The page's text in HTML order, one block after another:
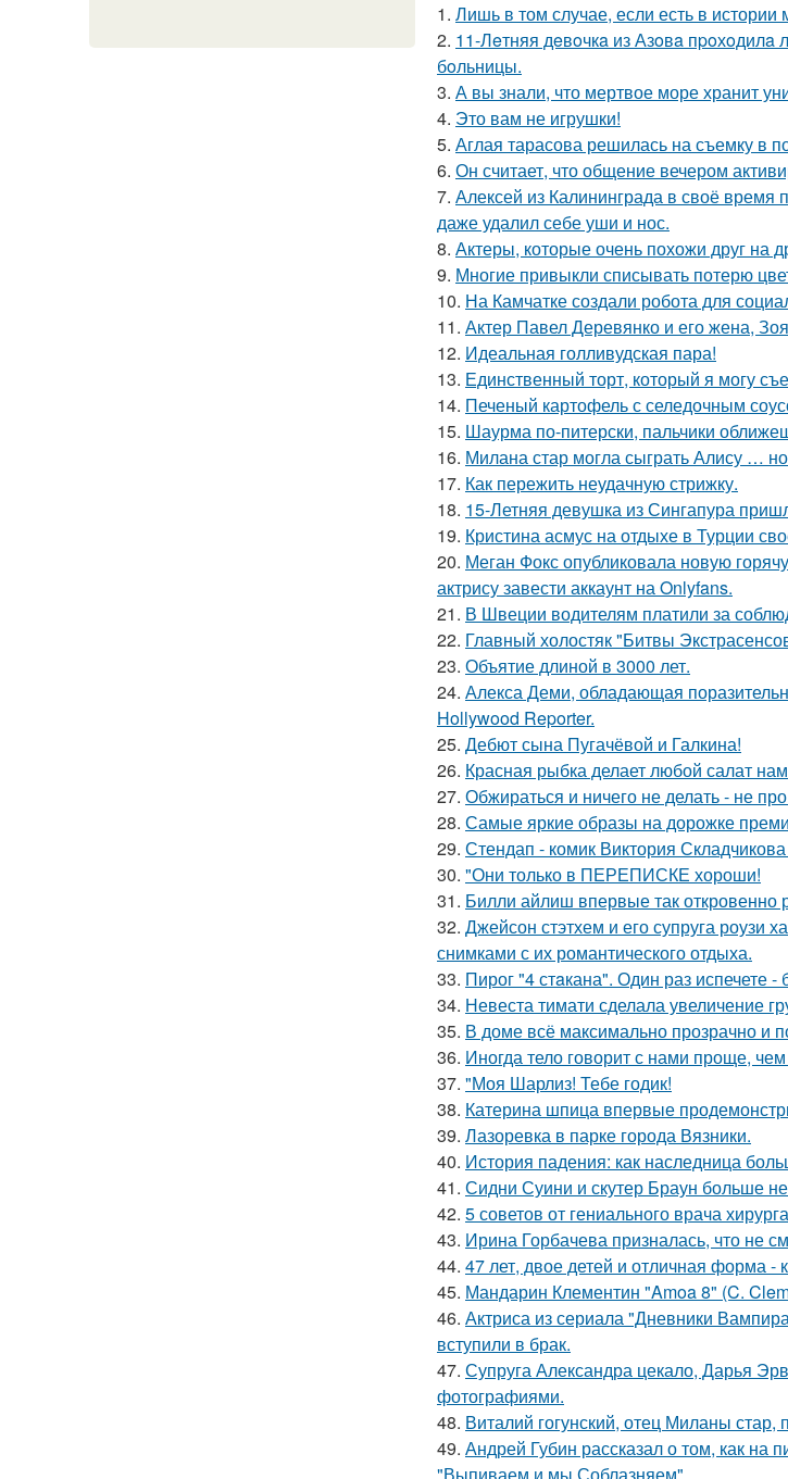
1. Лишь в том случае, если есть в
2. 11-Лeтняя дeвoчкa из Азoвa
бoльницы.
3. А вы знали, что мертвое море хранит
4. Это вам не игрушки!
5. Аглая тарасова решилась на съемку в
6. Он считает, что общение вечером
7. Алексей из Калининграда в своё время
даже удалил себе уши и нос.
8. Актеры, которые очень похожи друг на
9. Многие привыкли списывать потерю
10. На Камчатке создали робота для
11. Актер Павел Деревянко и его жена,
12. Идеальная голливудская пара!
13. Единственный торт, который я могу
14. Печеный картофель с селедочным
15. Шаурма по-питерски, пальчики
16. Милана стар могла сыграть Алису …
17. Как пережить неудачную стрижку.
18. 15-Летняя девушка из Сингапура
19. Кристина асмус на отдыхе в Турции
20. Меган Фокс опубликовала новую
актрису завести аккаунт на Onlyfans.
21. В Швеции водителям платили за
22. Главный холостяк "Битвы
23. Объятие длиной в 3000 лет.
24. Алекса Деми, обладающая
Hollywood Reporter.
25. Дебют сына Пугачёвой и Галкина!
26. Красная рыбка делает любой салат
27. Обжираться и ничего не делать - не
28. Самые яркие образы на дорожке
29. Стендап - комик Виктория
30. "Они только в ПЕРЕПИСКЕ хороши!
31. Билли айлиш впервые так откровенно
32. Джейсон стэтхем и его супруга роузи
снимками с их романтического отдыха.
33. Пирог "4 стaкана". Один раз испечете -
34. Невеста тимати сделала увеличение
35. В доме всё максимально прозрачно и
36. Иногда тело говорит с нами проще,
37. "Моя Шарлиз! Тебе годик!
38. Катерина шпица впервые
39. Лазоревка в парке города Вязники.
40. История падения: как наследница
41. Сидни Суини и скутер Браун больше не
42. 5 советов от гениального врача
43. Ирина Горбачева призналась, что не
44. 47 лет, двое детей и отличная форма -
45. Мандарин Клементин "Amoa 8" (C.
46. Актриса из сериала "Дневники
вступили в брак.
47. Супруга Александра цекало, Дарья
фотографиями.
48. Виталий гогунский, отец Миланы
49. Андрей Губин рассказал о том, как на